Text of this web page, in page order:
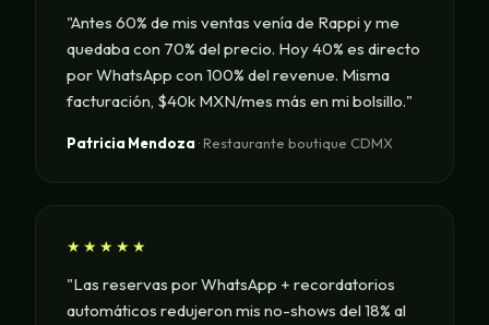
"Antes 60% de mis ventas venía de Rappi y me
quedaba con 70% del precio. Hoy 40% es directo
por WhatsApp con 100% del revenue. Misma
facturación, $40k MXN/mes más en mi bolsillo."
Patricia Mendoza · Restaurante boutique CDMX
★★★★★
"Las reservas por WhatsApp + recordatorios
automáticos redujeron mis no-shows del 18% al